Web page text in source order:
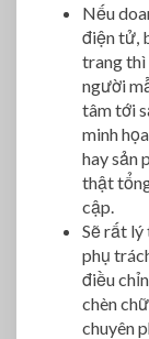
Nếu
điện tử,
trang thì
người
tâm tới
minh
hay sản
thật
cập.
Sẽ rất lý
phụ
điều
chèn
chuyên